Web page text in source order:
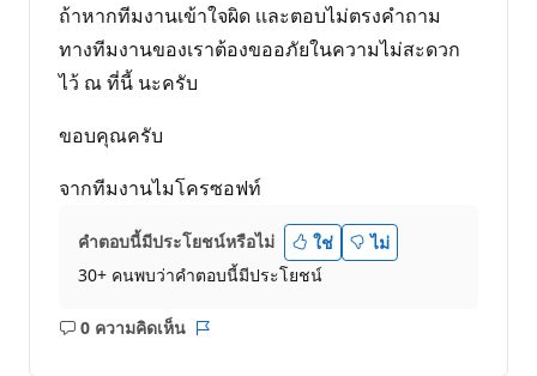
ถ้าหากทีมงานเข้าใจผิด เเละตอบไม่ตรงคำถาม
ทางทีมงานของเราต้องขออภัยในความไม่สะดวก
ไว้ ณ ที่นี้ นะครับ
ขอบคุณครับ
จากทีมงานไมโครซอฟท์
คำตอบนี้มีประโยชน์หรือไม่ ใช่
ไม่
30+ คนพบว่าคำตอบนี้มีประโยชน์
0 ความคิดเห็น
ไม่มี